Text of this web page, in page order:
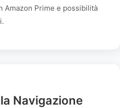
Amazon Prime e possibilità
Navigazione